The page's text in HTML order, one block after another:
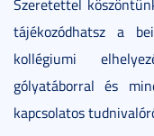
Szeretettel
tájékozódhatsz a
kollégiumi
gólyatáborral és
kapcsolatos